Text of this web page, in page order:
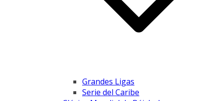
Grandes Ligas
Serie del Caribe